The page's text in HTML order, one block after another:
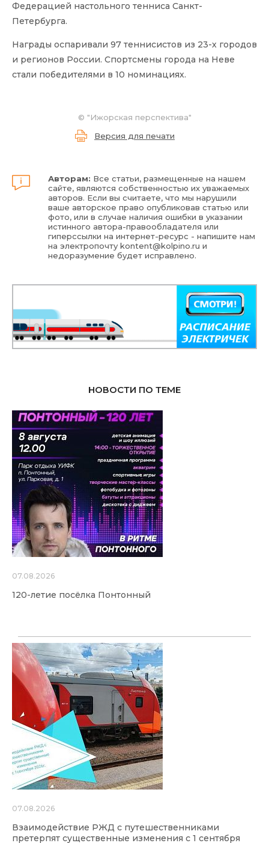
Федерацией настольного тенниса Санкт-
Петербурга.
Награды оспаривали 97 теннисистов из 23-х городов
и регионов России. Спортсмены города на Неве
стали победителями в 10 номинациях.
© "Ижорская перспектива"
Версия для печати
Авторам: Все статьи, размещенные на нашем
сайте, являются собственностью их уважаемых
авторов. Если вы считаете, что мы нарушили
ваше авторское право опубликовав статью или
фото, или в случае наличия ошибки в указании
истинного автора-правообладателя или
гиперссылки на интернет-ресурс - напишите нам
на электропочтуkontent@kolpino.ru и
недоразумение будет исправлено.
НОВОСТИ ПО ТЕМЕ
07.08.2026
120-летие посёлка Понтонный
07.08.2026
Взаимодействие РЖД с путешественниками
претерпят существенные изменения с 1 сентября